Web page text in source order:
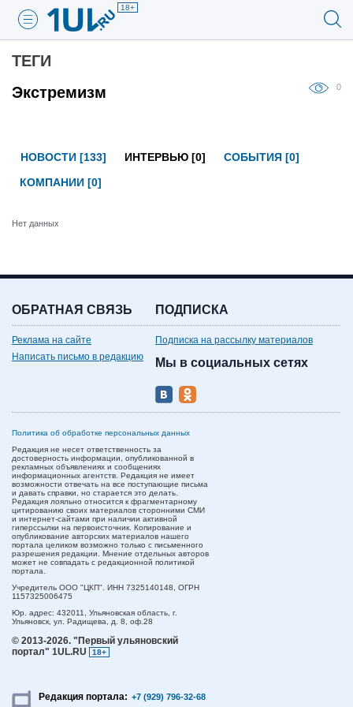
18+
ТЕГИ
Экстремизм
0
НОВОСТИ [133] ИНТЕРВЬЮ [0]
СОБЫТИЯ [0]
КОМПАНИИ [0]
Нет данных
ОБРАТНАЯ СВЯЗЬ
Реклама на сайте
Написать письмо в редакцию
ПОДПИСКА
Подписка на рассылку материалов
Мы в социальных сетях
Политика об обработке персональных данных
Редакция не несет ответственность за
достоверность информации, опубликованной в
рекламных объявлениях и сообщениях
информационных агентств. Редакция не имеет
возможности отвечать на все поступающие письма
и давать справки, но старается это делать.
Редакция лояльно относится к фрагментарному
цитированию своих материалов сторонними СМИ
и интернет-сайтами при наличии активной
гиперссылки на первоисточник. Копирование и
опубликование авторских материалов нашего
портала целиком возможно только с письменного
разрешения редакции. Мнение отдельных авторов
может не совпадать с редакционной политикой
портала.
Учредитель ООО "ЦКП". ИНН 7325140148, ОГРН
1157325006475
Юр. адрес: 432011, Ульяновская область, г.
Ульяновск, ул. Радищева, д. 8, оф.28
© 2013-2026. "Первый ульяновский
портал" 1UL.RU
18+
Редакция портала: +7 (929) 796-32-68